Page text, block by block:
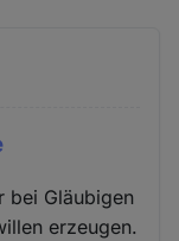
bei Gläubigen
erzeugen.